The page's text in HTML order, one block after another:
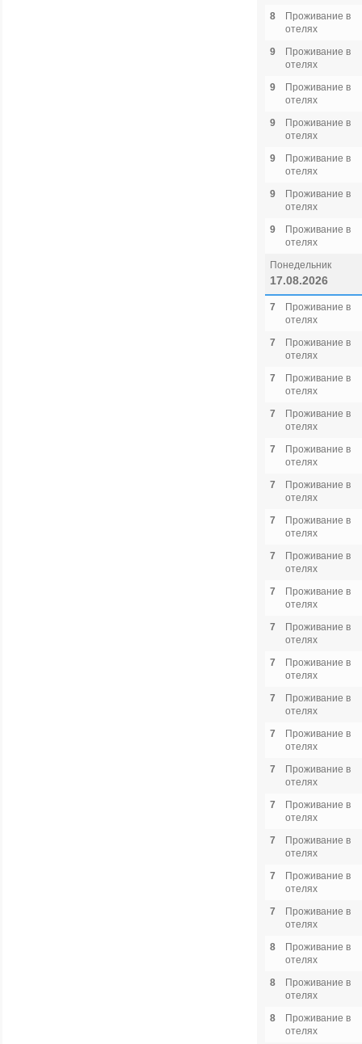
8
Проживание в
отелях
9
Проживание в
отелях
9
Проживание в
отелях
9
Проживание в
отелях
9
Проживание в
отелях
9
Проживание в
отелях
9
Проживание в
отелях
Понедельник
17.08.2026
7
Проживание в
отелях
7
Проживание в
отелях
7
Проживание в
отелях
7
Проживание в
отелях
7
Проживание в
отелях
7
Проживание в
отелях
7
Проживание в
отелях
7
Проживание в
отелях
7
Проживание в
отелях
7
Проживание в
отелях
7
Проживание в
отелях
7
Проживание в
отелях
7
Проживание в
отелях
7
Проживание в
отелях
7
Проживание в
отелях
7
Проживание в
отелях
7
Проживание в
отелях
7
Проживание в
отелях
8
Проживание в
отелях
8
Проживание в
отелях
8
Проживание в
отелях